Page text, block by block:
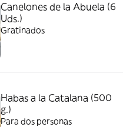
Canelones de la Abuela (6
Uds.)
Gratinados
Habas a la Catalana (500
g.)
Para dos personas